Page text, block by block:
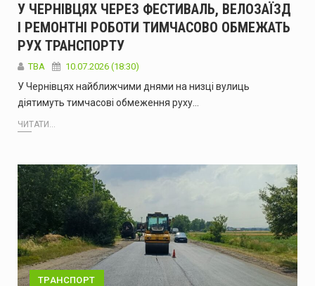
У ЧЕРНІВЦЯХ ЧЕРЕЗ ФЕСТИВАЛЬ, ВЕЛОЗАЇЗД
І РЕМОНТНІ РОБОТИ ТИМЧАСОВО ОБМЕЖАТЬ
РУХ ТРАНСПОРТУ
ТВА 10.07.2026 (18:30)
У Чернівцях найближчими днями на низці вулиць
діятимуть тимчасові обмеження руху…
ЧИТАТИ...
ТРАНСПОРТ